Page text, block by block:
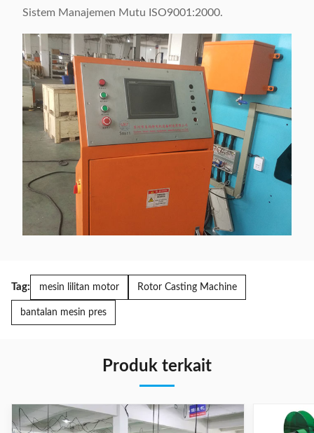
Sistem Manajemen Mutu ISO9001:2000.
Tag: mesin lilitan motor Rotor Casting Machine
bantalan mesin pres
Produk terkait